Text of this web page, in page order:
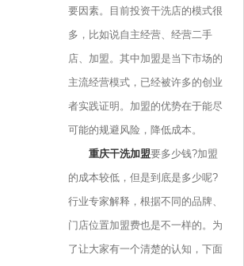
要因素。目前投资干洗店的模式很
多，比如说自主经营、经营二手
店、加盟。其中加盟是当下市场的
主流经营模式，已经被许多的创业
者实践证明。加盟的优势在于能尽
可能的规避风险，降低成本。
重庆干洗加盟要多少钱?加盟
的成本较低，但是到底是多少呢?
行业专家解释，根据不同的品牌、
门店位置加盟费也是不一样的。为
了让大家有一个清楚的认知，下面